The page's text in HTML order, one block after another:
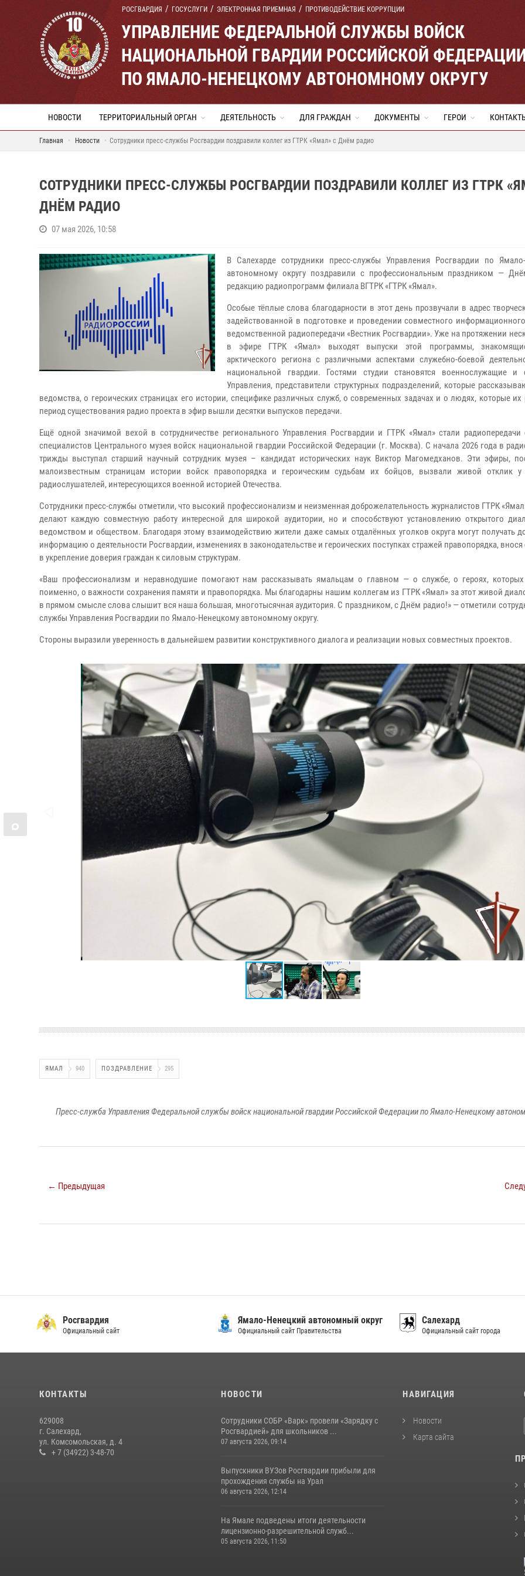
РОСГВАРДИЯ ГОСУСЛУГИ ЭЛЕКТРОННАЯ ПРИЕМНАЯ ПРОТИВОДЕЙСТВИЕ КОРРУПЦИИ
УПРАВЛЕНИЕ ФЕДЕРАЛЬНОЙ СЛУЖБЫ ВОЙСК
НАЦИОНАЛЬНОЙ ГВАРДИИ РОССИЙСКОЙ
ПО ЯМАЛО-НЕНЕЦКОМУ АВТОНОМНОМУ ОКРУГУ
НОВОСТИ ТЕРРИТОРИАЛЬНЫЙ ОРГАН ДЕЯТЕЛЬНОСТЬ ДЛЯ ГРАЖДАН ДОКУМЕНТЫ ГЕРОИ
Главная Новости Сотрудники пресс-службы Росгвардии поздравили коллег из ГТРК «Ямал» с Днём радио
СОТРУДНИКИ ПРЕСС-СЛУЖБЫ РОСГВАРДИИ ПОЗДРАВИЛИ КОЛЛЕГ ИЗ ГТРК
ДНЁМ РАДИО
07 мая 2026, 10:58
В Салехарде сотрудники пресс-службы Управления Росгвардии по
автономному округу поздравили с профессиональным праздником —
редакцию радиопрограмм филиала ВГТРК «ГТРК «Ямал».
Особые тёплые слова благодарности в этот день прозвучали в адрес
задействованной в подготовке и проведении совместного
ведомственной радиопередачи «Вестник Росгвардии». Уже на протяжении
в эфире ГТРК «Ямал» выходят выпуски этой программы,
арктического региона с различными аспектами служебно-боевой
национальной гвардии. Гостями студии становятся военнослужащие и
Управления, представители структурных подразделений, которые
ведомства, о героических страницах его истории, специфике различных служб, о современных задачах и о людях, которые
период существования радио проекта в эфир вышли десятки выпусков передачи.
Ещё одной значимой вехой в сотрудничестве регионального Управления Росгвардии и ГТРК «Ямал» стали радиопередачи
специалистов Центрального музея войск национальной гвардии Российской Федерации (г. Москва). С начала 2026 года в
трижды выступал старший научный сотрудник музея – кандидат исторических наук Виктор Магомедханов. Эти эфиры,
малоизвестным страницам истории войск правопорядка и героическим судьбам их бойцов, вызвали живой отклик у
радиослушателей, интересующихся военной историей Отечества.
Сотрудники пресс-службы отметили, что высокий профессионализм и неизменная доброжелательность журналистов ГТРК
делают каждую совместную работу интересной для широкой аудитории, но и способствуют установлению открытого
ведомством и обществом. Благодаря этому взаимодействию жители даже самых отдалённых уголков округа могут получать
информацию о деятельности Росгвардии, изменениях в законодательстве и героических поступках стражей правопорядка,
в укрепление доверия граждан к силовым структурам.
«Ваш профессионализм и неравнодушие помогают нам рассказывать ямальцам о главном — о службе, о героях,
поименно, о важности сохранения памяти и правопорядка. Мы благодарны нашим коллегам из ГТРК «Ямал» за этот живой
в прямом смысле слова слышит вся наша большая, многотысячная аудитория. С праздником, с Днём радио!» — отметили
службы Управления Росгвардии по Ямало-Ненецкому автономному округу.
Стороны выразили уверенность в дальнейшем развитии конструктивного диалога и реализации новых совместных проектов.
ЯМАЛ 940 ПОЗДРАВЛЕНИЕ 295
Пресс-служба Управления Федеральной службы войск национальной гвардии Российской Федерации по Ямало-Ненецкому
← Предыдущая
Росгвардия
Официальный сайт
Ямало-Ненецкий автономный округ
Официальный сайт Правительства
Салехард
Официальный сайт города
КОНТАКТЫ
629008
г. Салехард,
ул. Комсомольская, д. 4
+ 7 (34922) 3-48-70
НОВОСТИ
Сотрудники СОБР «Варк» провели «Зарядку с
Росгвардией» для школьников ...
07 августа 2026, 09:14
Выпускники ВУЗов Росгвардии прибыли для
прохождения службы на Урал
06 августа 2026, 12:14
На Ямале подведены итоги деятельности
лицензионно-разрешительной служб...
05 августа 2026, 11:50
НАВИГАЦИЯ
Новости
Карта сайта